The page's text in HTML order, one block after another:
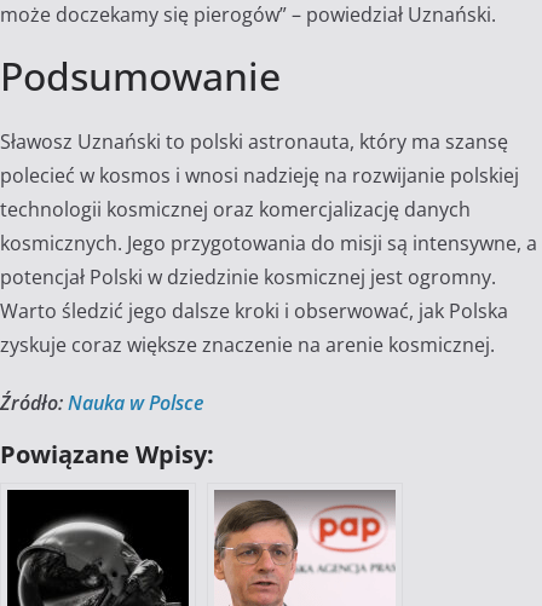
może doczekamy się pierogów” – powiedział Uznański.
Podsumowanie
Sławosz Uznański to polski astronauta, który ma szansę
polecieć w kosmos i wnosi nadzieję na rozwijanie polskiej
technologii kosmicznej oraz komercjalizację danych
kosmicznych. Jego przygotowania do misji są intensywne, a
potencjał Polski w dziedzinie kosmicznej jest ogromny.
Warto śledzić jego dalsze kroki i obserwować, jak Polska
zyskuje coraz większe znaczenie na arenie kosmicznej.
Źródło:Nauka w Polsce
Powiązane Wpisy: